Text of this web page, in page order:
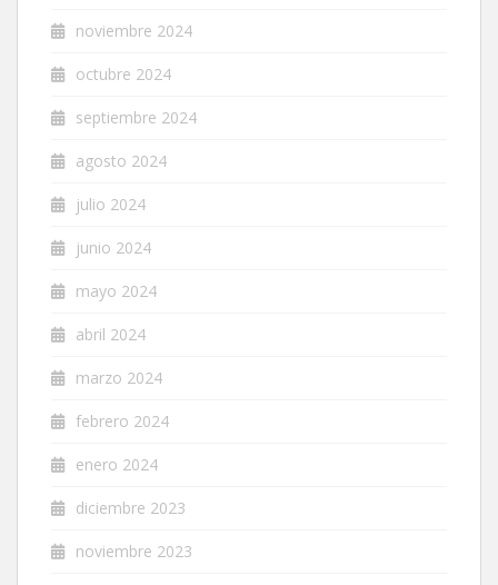
noviembre 2024
octubre 2024
septiembre 2024
agosto 2024
julio 2024
junio 2024
mayo 2024
abril 2024
marzo 2024
febrero 2024
enero 2024
diciembre 2023
noviembre 2023